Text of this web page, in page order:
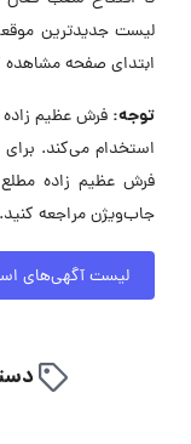
لیست جدیدترین
ابتدای صفحه مشاهده
توجه:
استخدام می‌کند.
فرش عظیم زاده
جاب‌ویژن مراجعه کنید.
لیست آگهی‌های